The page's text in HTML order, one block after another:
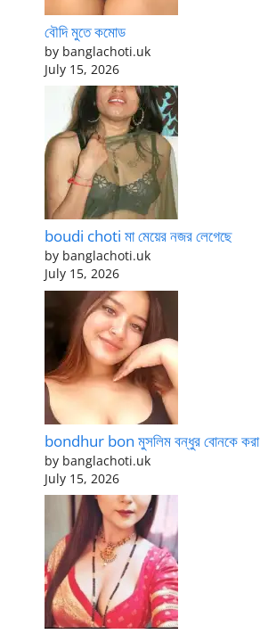
বৌদি মুতে কমোড
by banglachoti.uk
July 15, 2026
boudi choti মা মেয়ের নজর লেগেছে
by banglachoti.uk
July 15, 2026
bondhur bon মুসলিম বন্ধুর বোনকে করা
by banglachoti.uk
July 15, 2026